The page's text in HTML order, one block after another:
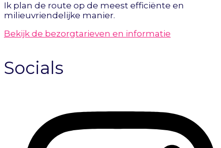
Ik plan de route op de meest efficiënte en
milieuvriendelijke manier.
Bekijk de bezorgtarieven en informatie
Socials